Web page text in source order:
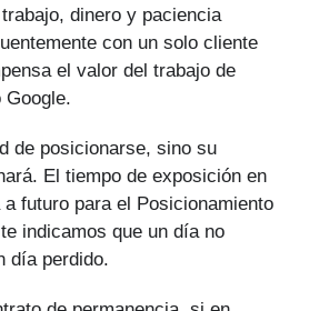
dinero y paciencia
con un solo cliente
el valor del trabajo de
Google.
de posicionarse, sino su
El tiempo de exposición en
futuro para el Posicionamiento
indicamos que un día no
día perdido.